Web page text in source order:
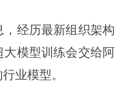
经历最新组织架构
模型训练会交给阿
业模型。